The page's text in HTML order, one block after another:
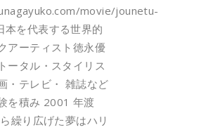
movie/jounetu-
本を代表する世界的
アーティスト徳永優
ータル・スタイリス
・テレビ・ 雑誌など
を積み 2001 年渡
繰り広げた夢はハリ